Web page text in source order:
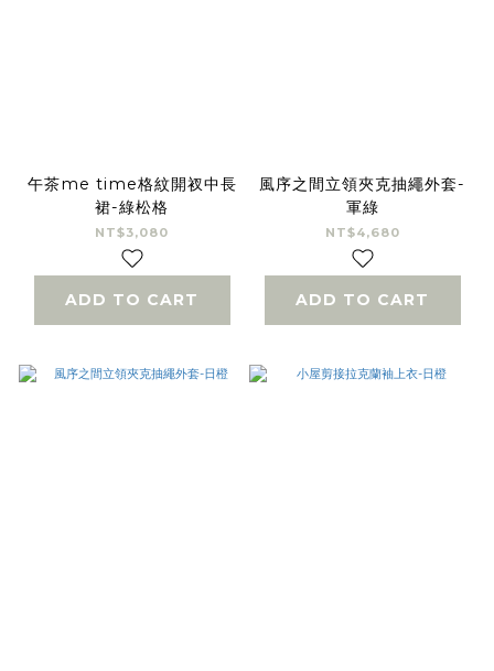
午茶me time格紋開衩中長
裙-綠松格
NT$3,080
ADD TO CART
風序之間立領夾克抽繩外套-
軍綠
NT$4,680
ADD TO CART